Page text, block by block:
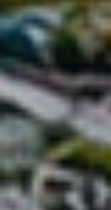
Ubicación/nombre